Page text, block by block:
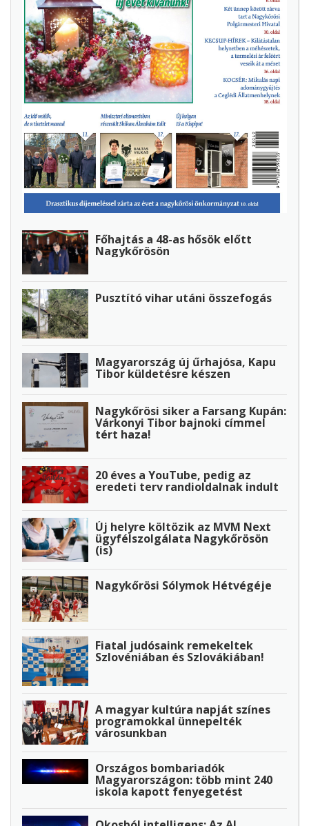
Főhajtás a 48-as hősök előtt
Nagykőrösön
Pusztító vihar utáni összefogás
Magyarország új űrhajósa, Kapu
Tibor küldetésre készen
Nagykőrösi siker a Farsang Kupán:
Várkonyi Tibor bajnoki címmel
tért haza!
20 éves a YouTube, pedig az
eredeti terv randioldalnak indult
Új helyre költözik az MVM Next
ügyfélszolgálata Nagykőrösön
(is)
Nagykőrösi Sólymok Hétvégéje
Fiatal judósaink remekeltek
Szlovéniában és Szlovákiában!
A magyar kultúra napját színes
programokkal ünnepelték
városunkban
Országos bombariadók
Magyarországon: több mint 240
iskola kapott fenyegetést